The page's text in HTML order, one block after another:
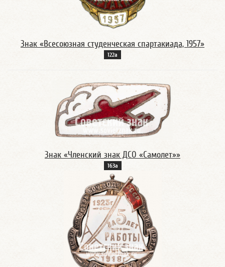
Знак «Всесоюзная студенческая спартакиада, 1957»
122а
Знак «Членский знак ДСО «Самолет»»
163а